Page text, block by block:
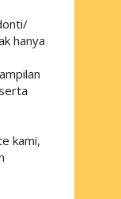
hanya
kami,